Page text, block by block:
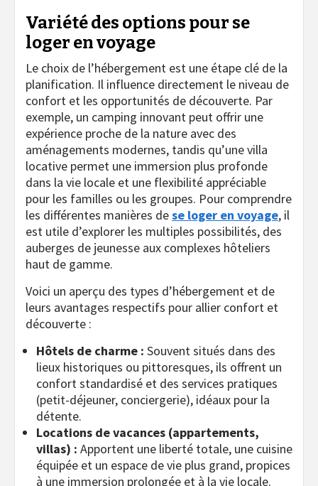
Variété des options pour se
loger en voyage
Le choix de l’hébergement est une étape clé de la
planification. Il influence directement le niveau de
confort et les opportunités de découverte. Par
exemple, un camping innovant peut offrir une
expérience proche de la nature avec des
aménagements modernes, tandis qu’une villa
locative permet une immersion plus profonde
dans la vie locale et une flexibilité appréciable
pour les familles ou les groupes. Pour comprendre
les différentes manières dese loger en voyage, il
est utile d’explorer les multiples possibilités, des
auberges de jeunesse aux complexes hôteliers
haut de gamme.
Voici un aperçu des types d’hébergement et de
leurs avantages respectifs pour allier confort et
découverte :
Hôtels de charme : Souvent situés dans des
lieux historiques ou pittoresques, ils offrent un
confort standardisé et des services pratiques
(petit-déjeuner, conciergerie), idéaux pour la
détente.
Locations de vacances (appartements,
villas) : Apportent une liberté totale, une cuisine
équipée et un espace de vie plus grand, propices
à une immersion prolongée et à la vie locale.